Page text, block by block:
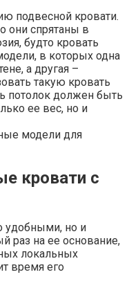
подвесной кровати.
они спрятаны в
будто кровать
в которых одна
а другая –
такую кровать
потолок должен быть
ее вес, но и
кровати с
удобными, но и
раз на ее основание,
локальных
время его